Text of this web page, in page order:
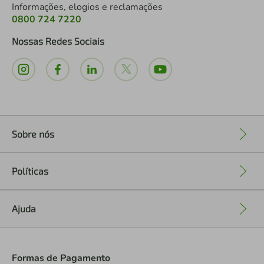
Informações, elogios e reclamações
0800 724 7220
Nossas Redes Sociais
Sobre nós
Políticas
Ajuda
Formas de Pagamento